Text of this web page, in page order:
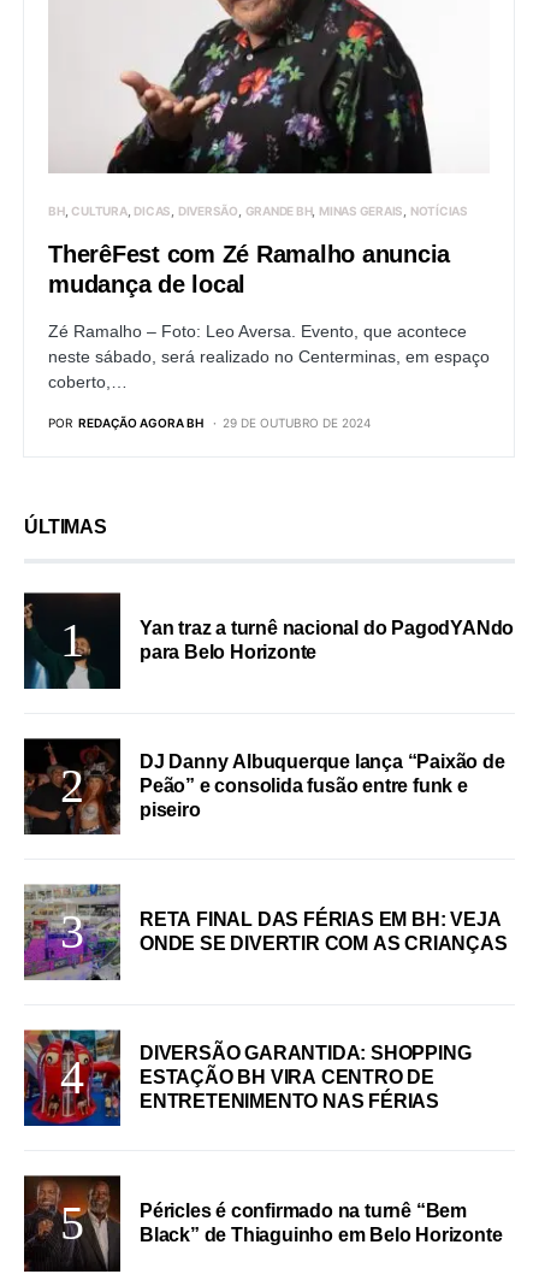
BH CULTURA DICAS DIVERSÃO GRANDE BH MINAS GERAIS NOTÍCIAS
TherêFest com Zé Ramalho anuncia
mudança de local
Zé Ramalho – Foto: Leo Aversa. Evento, que acontece
neste sábado, será realizado no Centerminas, em espaço
coberto,…
POR REDAÇÃO AGORA BH 29 DE OUTUBRO DE 2024
ÚLTIMAS
Yan traz a turnê nacional do PagodYANdo
para Belo Horizonte
DJ Danny Albuquerque lança “Paixão de
Peão” e consolida fusão entre funk e
piseiro
RETA FINAL DAS FÉRIAS EM BH: VEJA
ONDE SE DIVERTIR COM AS CRIANÇAS
DIVERSÃO GARANTIDA: SHOPPING
ESTAÇÃO BH VIRA CENTRO DE
ENTRETENIMENTO NAS FÉRIAS
Péricles é confirmado na turnê “Bem
Black” de Thiaguinho em Belo Horizonte